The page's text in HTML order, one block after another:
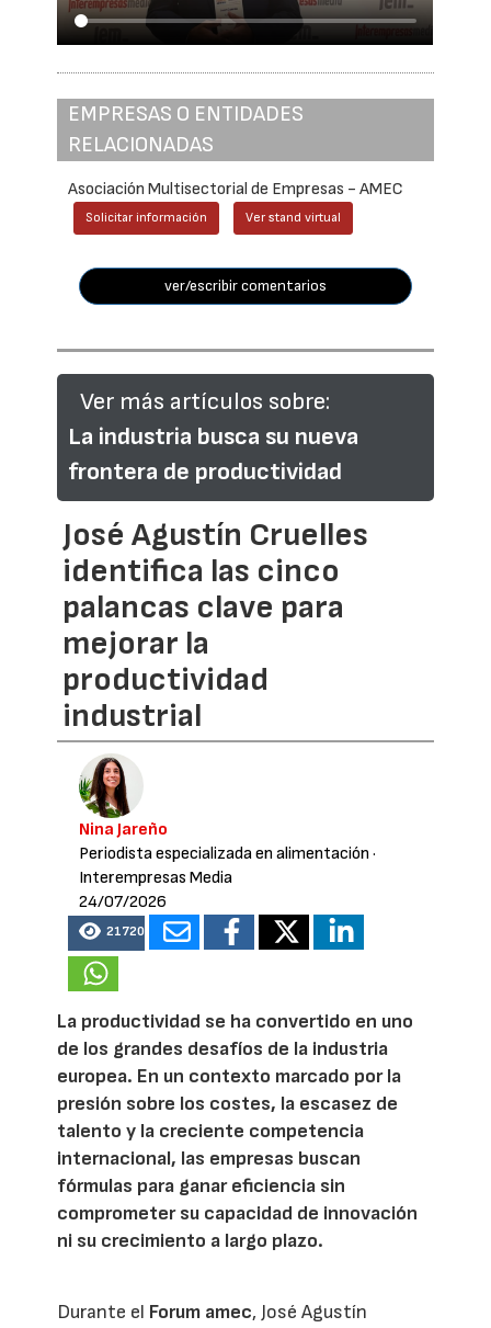
EMPRESAS O ENTIDADES
RELACIONADAS
Asociación Multisectorial de Empresas - AMEC
Solicitar información Ver stand virtual
ver/escribir comentarios
Ver más artículos sobre:
La industria busca su nueva
frontera de productividad
José Agustín Cruelles
identifica las cinco
palancas clave para
mejorar la
productividad
industrial
Nina Jareño
Periodista especializada en alimentación ·
Interempresas Media
24/07/2026
21720
La productividad se ha convertido en uno
de los grandes desafíos de la industria
europea. En un contexto marcado por la
presión sobre los costes, la escasez de
talento y la creciente competencia
internacional, las empresas buscan
fórmulas para ganar eficiencia sin
comprometer su capacidad de innovación
ni su crecimiento a largo plazo.
Durante el Forum amec, José Agustín